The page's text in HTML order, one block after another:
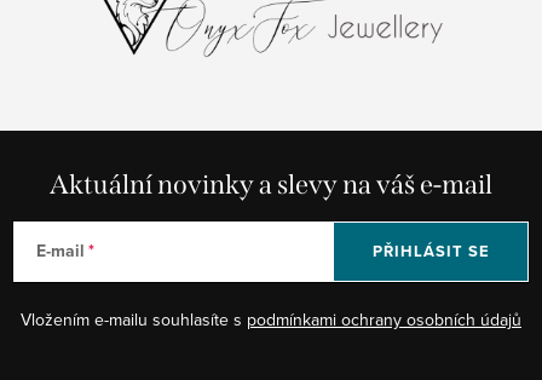
Aktuální novinky a slevy na váš e-mail
E-mail
Vložením e-mailu souhlasíte s podmínkami ochrany osobních údajů
PŘIHLÁSIT SE